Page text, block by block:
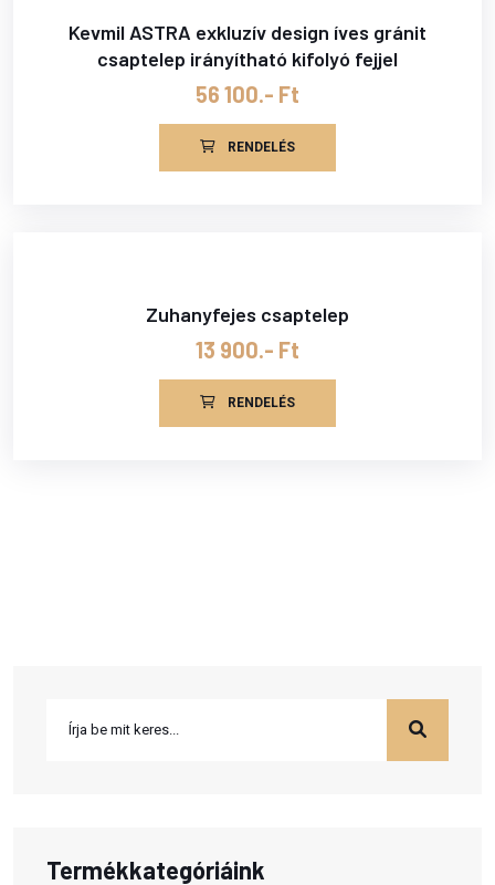
Kevmil ASTRA exkluzív design íves gránit
csaptelep irányítható kifolyó fejjel
56 100.- Ft
RENDELÉS
Zuhanyfejes csaptelep
13 900.- Ft
RENDELÉS
Termékkategóriáink